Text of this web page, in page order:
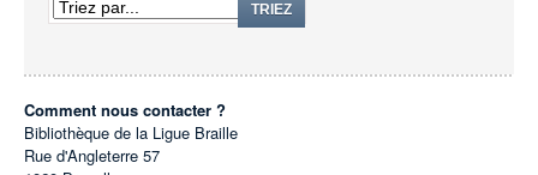
TRIEZ
Comment nous contacter ?
Bibliothèque de la Ligue Braille
Rue d'Angleterre 57